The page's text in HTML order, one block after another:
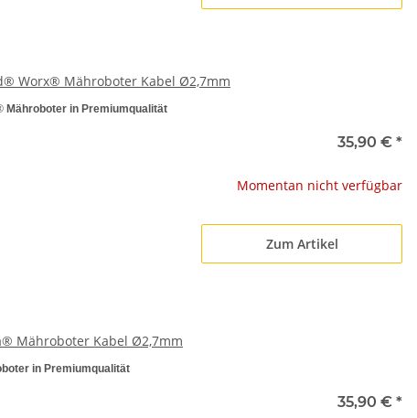
Worx® Mähroboter Kabel Ø2,7mm
Mähroboter in Premiumqualität
35,90 € *
Momentan nicht verfügbar
Zum Artikel
Mähroboter Kabel Ø2,7mm
in Premiumqualität
35,90 € *